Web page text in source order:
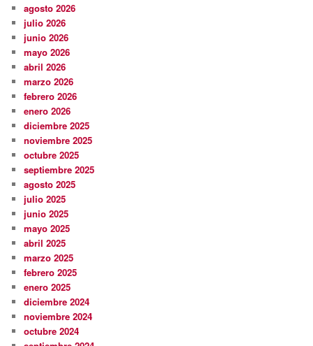
agosto 2026
julio 2026
junio 2026
mayo 2026
abril 2026
marzo 2026
febrero 2026
enero 2026
diciembre 2025
noviembre 2025
octubre 2025
septiembre 2025
agosto 2025
julio 2025
junio 2025
mayo 2025
abril 2025
marzo 2025
febrero 2025
enero 2025
diciembre 2024
noviembre 2024
octubre 2024